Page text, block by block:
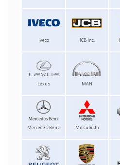
Iveco JCB Inc.
Lexus MAN
Mercedes-Benz Mitsubishi